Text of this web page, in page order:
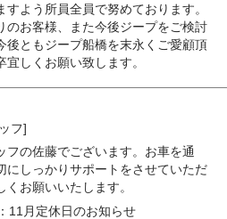
すよう所員全員で努めております。
のお客様、また今後ジープをご検討
後ともジープ船橋を末永くご愛顧頂
宜しくお願い致します。
フ]
フの佐藤でございます。お車を通
にしっかりサポートをさせていただ
くお願いいたします。
11月定休日のお知らせ